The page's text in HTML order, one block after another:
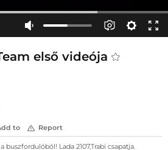
első videója
to Report
buszfordulóból! Lada 2107,Trabi csapatja.